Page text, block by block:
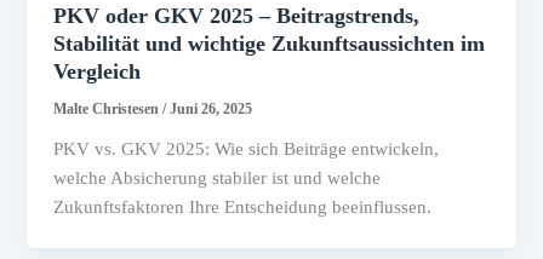
PKV oder GKV 2025 – Beitragstrends,
Stabilität und wichtige Zukunftsaussichten im
Vergleich
Malte Christesen/Juni 26, 2025
PKV vs. GKV 2025: Wie sich Beiträge entwickeln,
welche Absicherung stabiler ist und welche
Zukunftsfaktoren Ihre Entscheidung beeinflussen.